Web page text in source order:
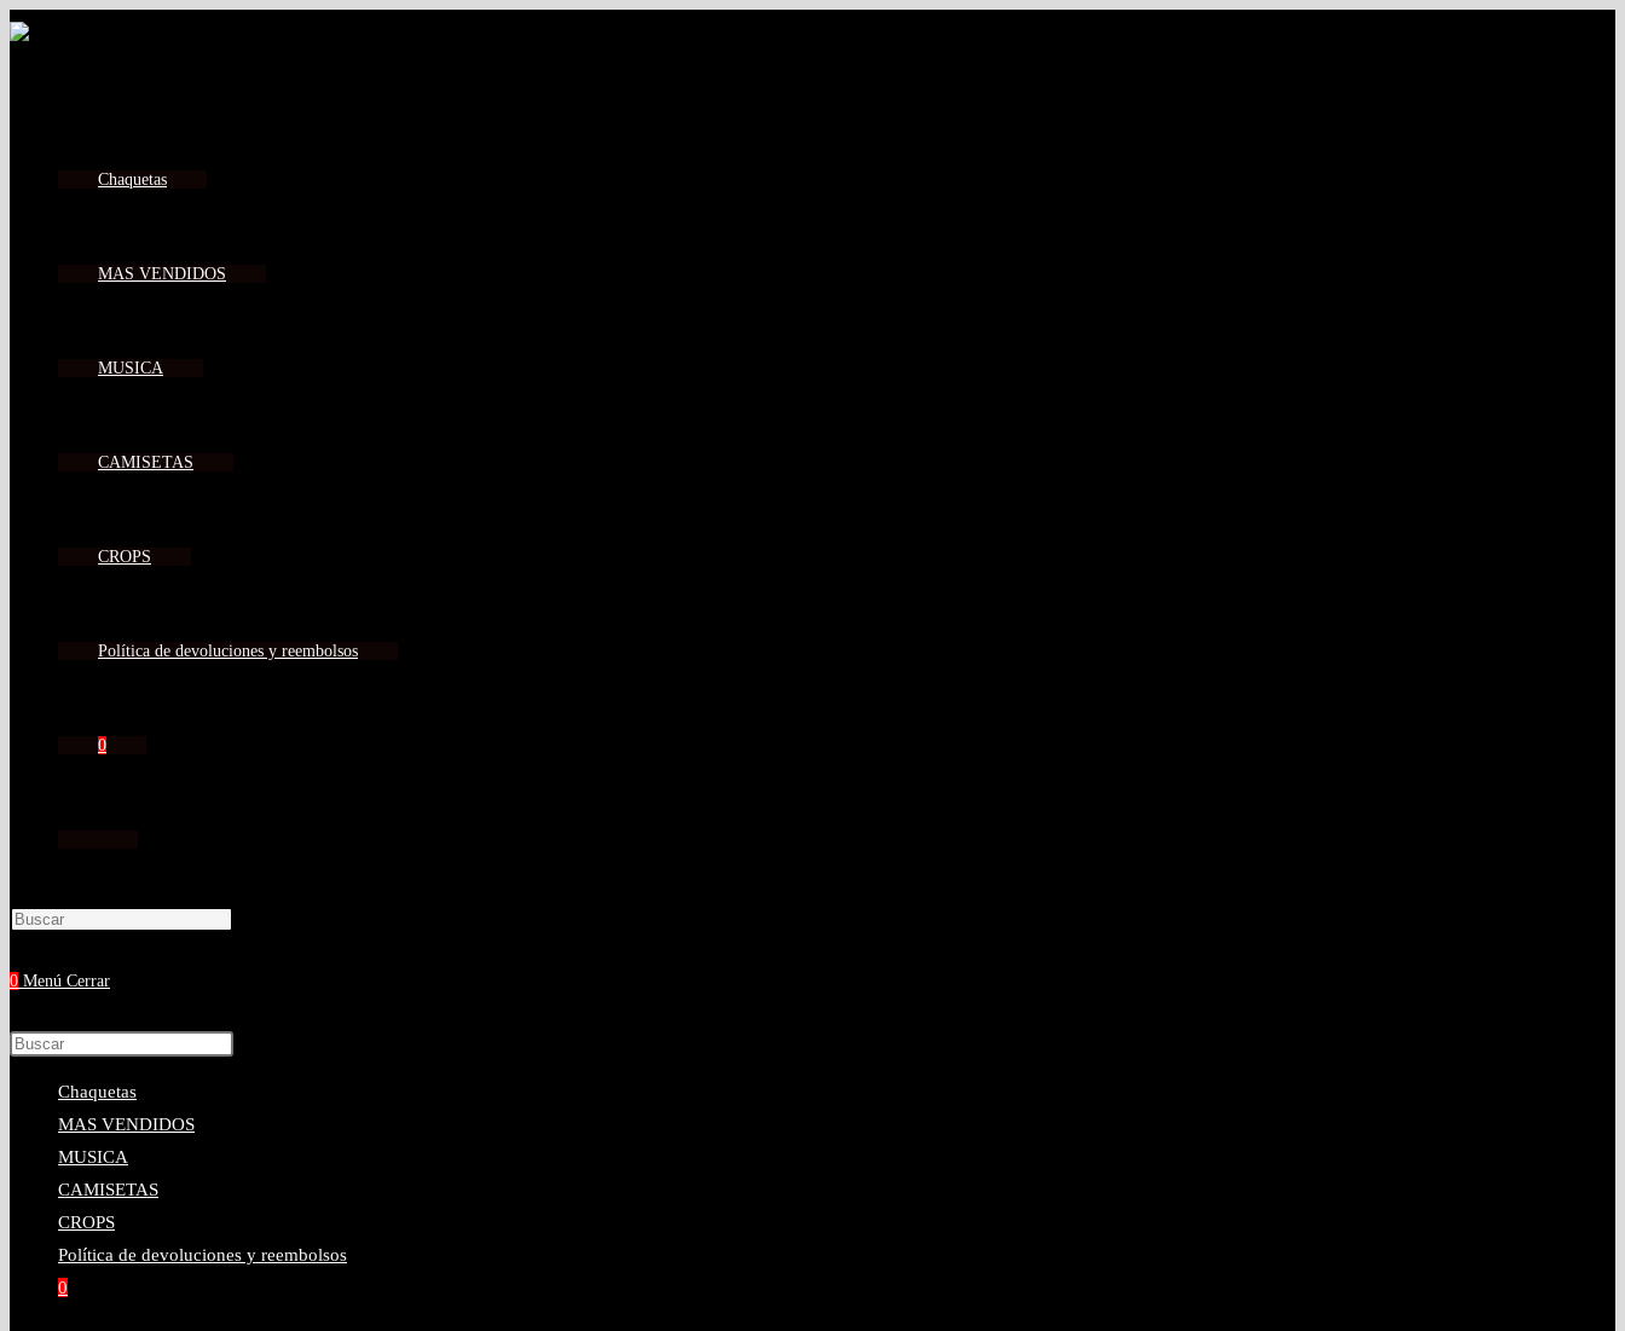
Chaquetas
MAS VENDIDOS
MUSICA
CAMISETAS
CROPS
Política de devoluciones y reembolsos
0
0 Menú Cerrar
Chaquetas
MAS VENDIDOS
MUSICA
CAMISETAS
CROPS
Política de devoluciones y reembolsos
0